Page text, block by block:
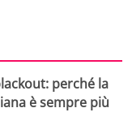
perché la
è sempre più